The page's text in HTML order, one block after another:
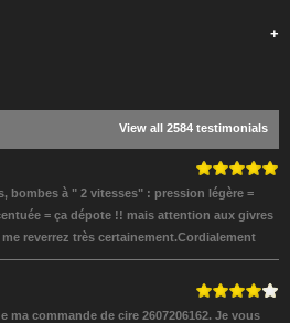
+
View all 2584 testimonials
bombes à " 2 vitesses" : pression légère =
= ça dépote !! mais attention aux givres
reverrez très certainement.Cordialement
ma commande de cire 2607206162. Je vous